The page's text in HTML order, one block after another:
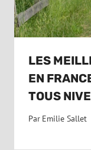
LES
EN
TOUS
Par Emilie Sallet